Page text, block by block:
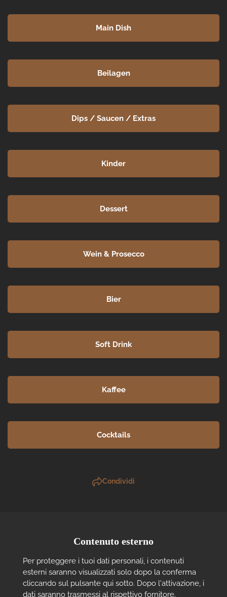
Main Dish
Beilagen
Dips / Saucen / Extras
Kinder
Dessert
Wein & Prosecco
Bier
Soft Drink
Kaffee
Cocktails
Condividi
Contenuto esterno
Per proteggere i tuoi dati personali, i contenuti
esterni saranno visualizzati solo dopo la conferma
cliccando sul pulsante qui sotto. Dopo l'attivazione, i
dati saranno trasmessi al rispettivo fornitore.